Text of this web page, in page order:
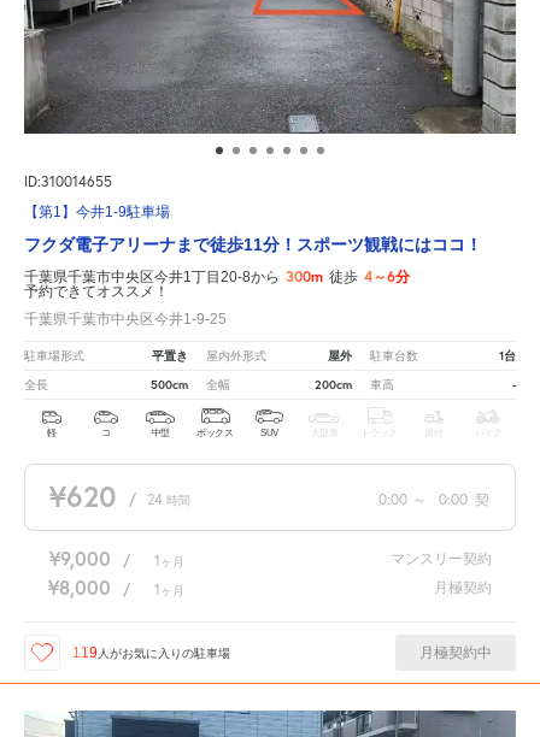
ID:310014655
【第1】今井1-9駐車場
フクダ電子アリーナまで徒歩11分！スポーツ観戦にはココ！
千葉県千葉市中央区今井1丁目20-8から 300m 徒歩 4～6分
予約できてオススメ！
千葉県千葉市中央区今井1-9-25
駐車場形式 平置き 屋内外形式 屋外 駐車台数 1台
全長 500cm 全幅 200cm 車高 -
軽 コ 中型 ボックス SUV 大型車 トラック 原付 バイク
¥620 / 24 時間 0:00 ～ 0:00 契
¥9,000 / 1 ヶ月 マンスリー契約
¥8,000 / 1 ヶ月 月極契約
119人がお気に入りの駐車場 月極契約中